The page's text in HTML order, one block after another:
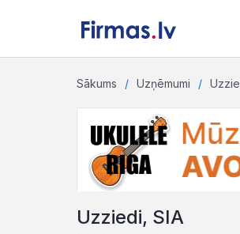
Sākums Uzņēmumi
Uzziedi, SIA